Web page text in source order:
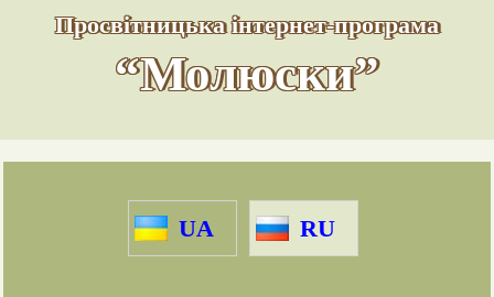
Просвітницька інтернет-програма
“Молюски”
UA RU